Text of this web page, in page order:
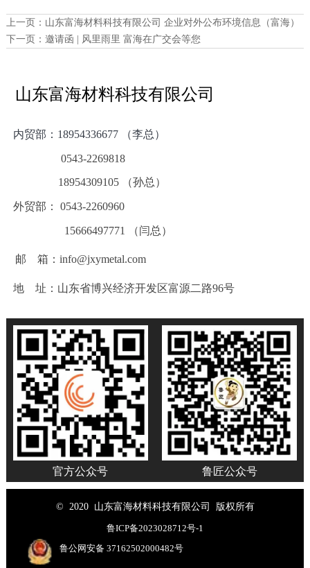
上一页： 山东富海材料科技有限公司 企业对外公布环境信息（富海）
下一页： 邀请函 | 风里雨里 富海在广交会等您
山东富海材料科技有限公司
内贸部： 18954336677 （李总）
0543-2269818
18954309105 （孙总）
外贸部： 0543-2260960
15666497771 （闫总）
邮 箱：info@jxymetal.com
地 址：山东省博兴经济开发区富源二路96号
官方公众号 鲁匠公众号
© 2020 山东富海材料科技有限公司 版权所有
鲁ICP备2023028712号-1
鲁公网安备 37162502000482号